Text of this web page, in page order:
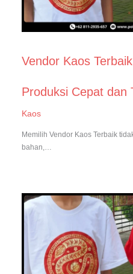
Vendor Kaos
Produksi Cepat dan
Kaos
Memilih Vendor Kaos Terbaik
bahan,…